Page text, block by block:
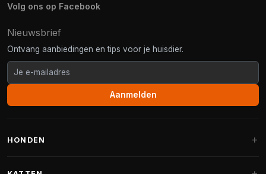
Volg ons op Facebook
Nieuwsbrief
Ontvang aanbiedingen en tips voor je huisdier.
Aanmelden
HONDEN